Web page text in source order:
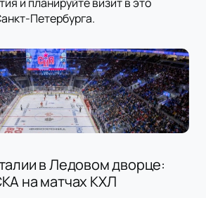
и планируйте визит в это
Петербурга.
в Ледовом дворце:
на матчах КХЛ